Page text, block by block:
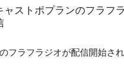
ャストポプランのフラフラ
フラフラジオが配信開始され